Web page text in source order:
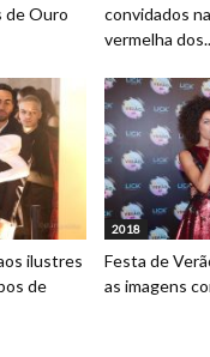
de Ouro
convidados
vermelha
ilustres
de
2018
Festa de
as imagens